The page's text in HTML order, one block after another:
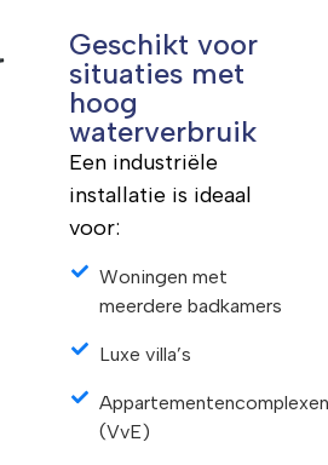
Geschikt voor
situaties met
hoog
waterverbruik
Een industriële
installatie is ideaal
voor:
Woningen met
meerdere badkamers
Luxe villa’s
Appartementencomplexen
(VvE)